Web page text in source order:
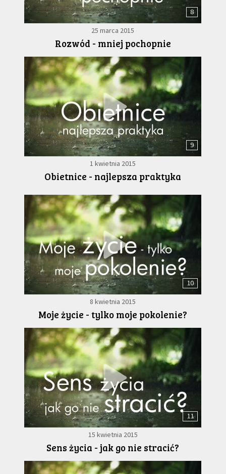
8
25 marca 2015
Rozwód - mniej pochopnie
9
1 kwietnia 2015
Obietnice - najlepsza praktyka
10
8 kwietnia 2015
Moje życie - tylko moje pokolenie?
11
15 kwietnia 2015
Sens życia - jak go nie stracić?